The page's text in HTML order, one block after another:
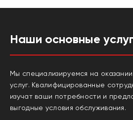
Наши основные
Мы специализируемся на
услуг. Квалифицированные
изучат ваши потребности и
выгодные условия обслуживания.